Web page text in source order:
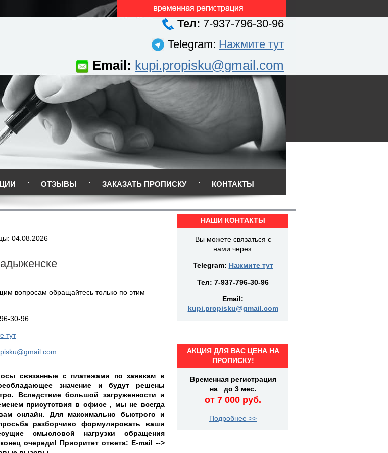
Тел: 7-937-796-30-96
Telegram: Нажмите тут
Email: kupi.propisku@gmail.com
ОТЗЫВЫ ЗАКАЗАТЬ ПРОПИСКУ КОНТАКТЫ
04.08.2026
вопросам обращайтесь только по этим
30-96
тут
связанные с платежами по заявкам в
значение и будут решены
Вследствие большой загруженности и
присутствия в офисе , мы не всегда
онлайн. Для максимально быстрого и
разборчиво формулировать ваши
смысловой нагрузки обращения
очереди! Приоритет ответа: E-mail -->
НАШИ КОНТАКТЫ
Вы можете связаться с
нами через:
Telegram: Нажмите тут
Тел: 7-937-796-30-96
Email:
kupi.propisku@gmail.com
АКЦИЯ ДЛЯ ВАС ЦЕНА НА
ПРОПИСКУ!
Временная регистрация
на до 3 мес.
от 7 000 руб.
Подробнее >>